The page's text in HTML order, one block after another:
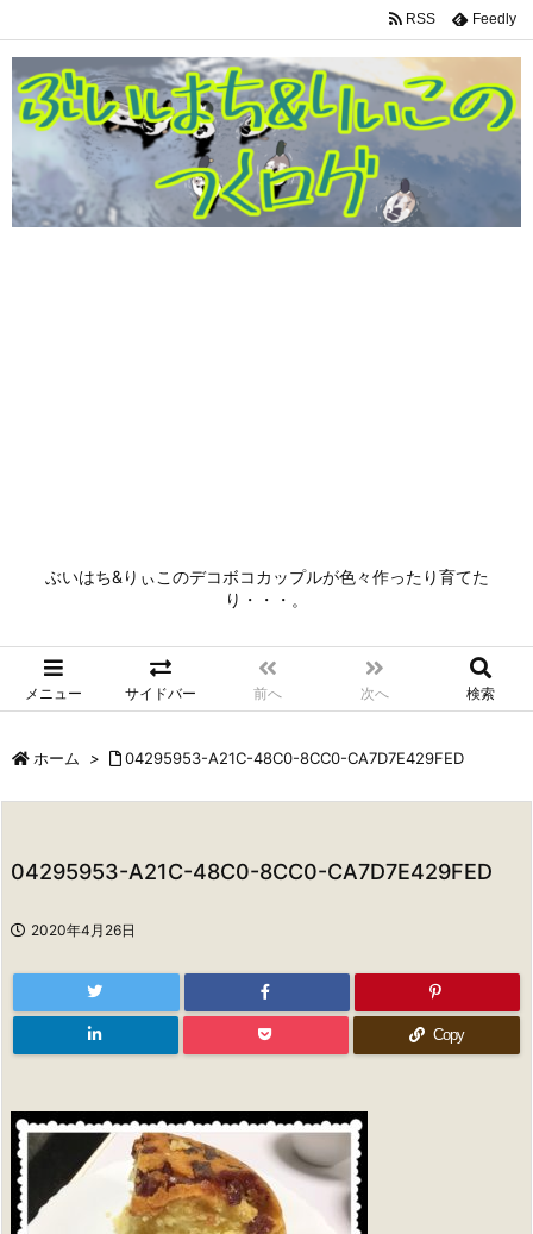
ぶいはち&りぃこのデコボコカップルが色々作ったり育てた
り・・・。
メニュー サイドバー 前へ 次へ 検索
RSS Feedly
ホーム > 04295953-A21C-48C0-8CC0-CA7D7E429FED
04295953-A21C-48C0-8CC0-CA7D7E429FED
2020年4月26日
Copy